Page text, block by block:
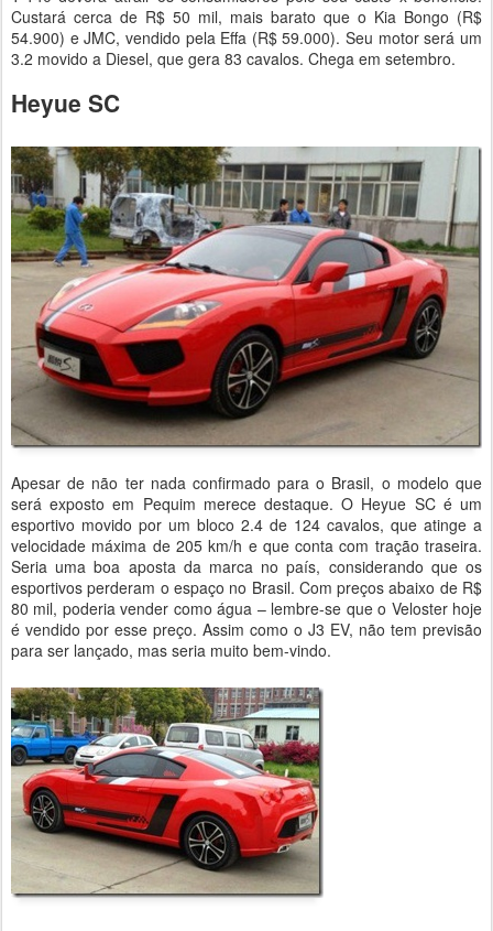
Custará cerca de R$ 50 mil, mais barato que o Kia Bongo (R$
54.900) e JMC, vendido pela Effa (R$ 59.000). Seu motor será um
3.2 movido a Diesel, que gera 83 cavalos. Chega em setembro.
Heyue SC
Apesar de não ter nada confirmado para o Brasil, o modelo que
será exposto em Pequim merece destaque. O Heyue SC é um
esportivo movido por um bloco 2.4 de 124 cavalos, que atinge a
velocidade máxima de 205 km/h e que conta com tração traseira.
Seria uma boa aposta da marca no país, considerando que os
esportivos perderam o espaço no Brasil. Com preços abaixo de R$
80 mil, poderia vender como água – lembre-se que o Veloster hoje
é vendido por esse preço. Assim como o J3 EV, não tem previsão
para ser lançado, mas seria muito bem-vindo.